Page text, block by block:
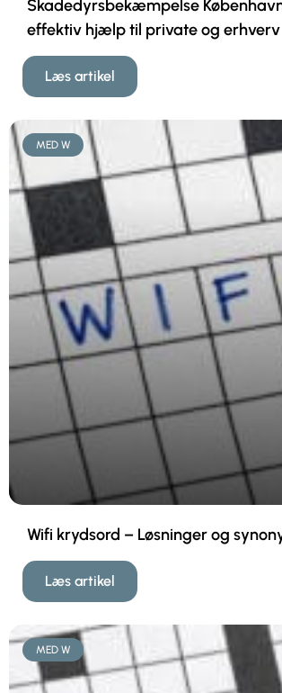
Skadedyrsbekæmpelse
effektiv hjælp til private og erhverv
Læs artikel
MED W
Wifi krydsord – Løsninger og
Læs artikel
MED W